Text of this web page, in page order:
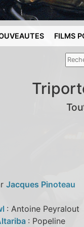
FILMS
Jacques Pinoteau
: Antoine Peyralout
: Popeline